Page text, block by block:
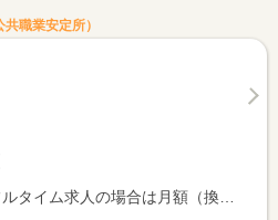
職業安定所）
（換算額）、パート求人の場合は時間額を表示しています。